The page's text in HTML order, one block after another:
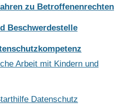
zu Betroffenenrechten
Beschwerdestelle
Arbeit mit Kindern und
Datenschutz